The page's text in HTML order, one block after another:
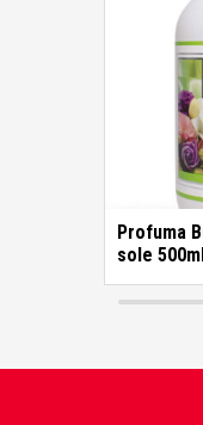
Profuma
sole
Einhell